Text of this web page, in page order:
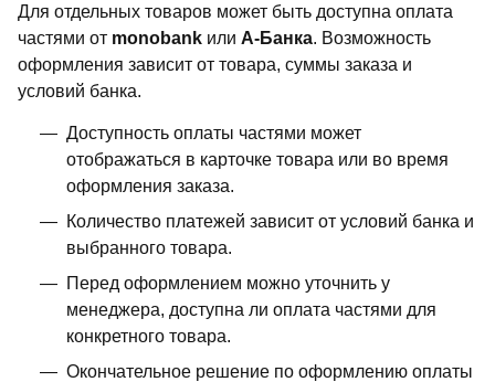
Для отдельных товаров может быть доступна оплата
частями от monobank или А-Банка. Возможность
оформления зависит от товара, суммы заказа и
условий банка.
Доступность оплаты частями может
отображаться в карточке товара или во время
оформления заказа.
Количество платежей зависит от условий банка и
выбранного товара.
Перед оформлением можно уточнить у
менеджера, доступна ли оплата частями для
конкретного товара.
Окончательное решение по оформлению оплаты